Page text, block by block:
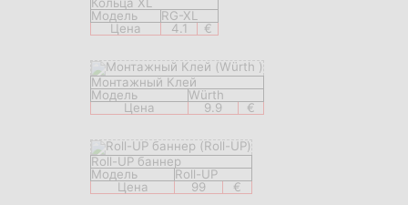
Модель
RG-XL
Цена
4.1 €
Монтажный Клей
Модель
Würth
Цена
9.9 €
Roll-UP баннер
Модель
Roll-UP
Цена
99 €